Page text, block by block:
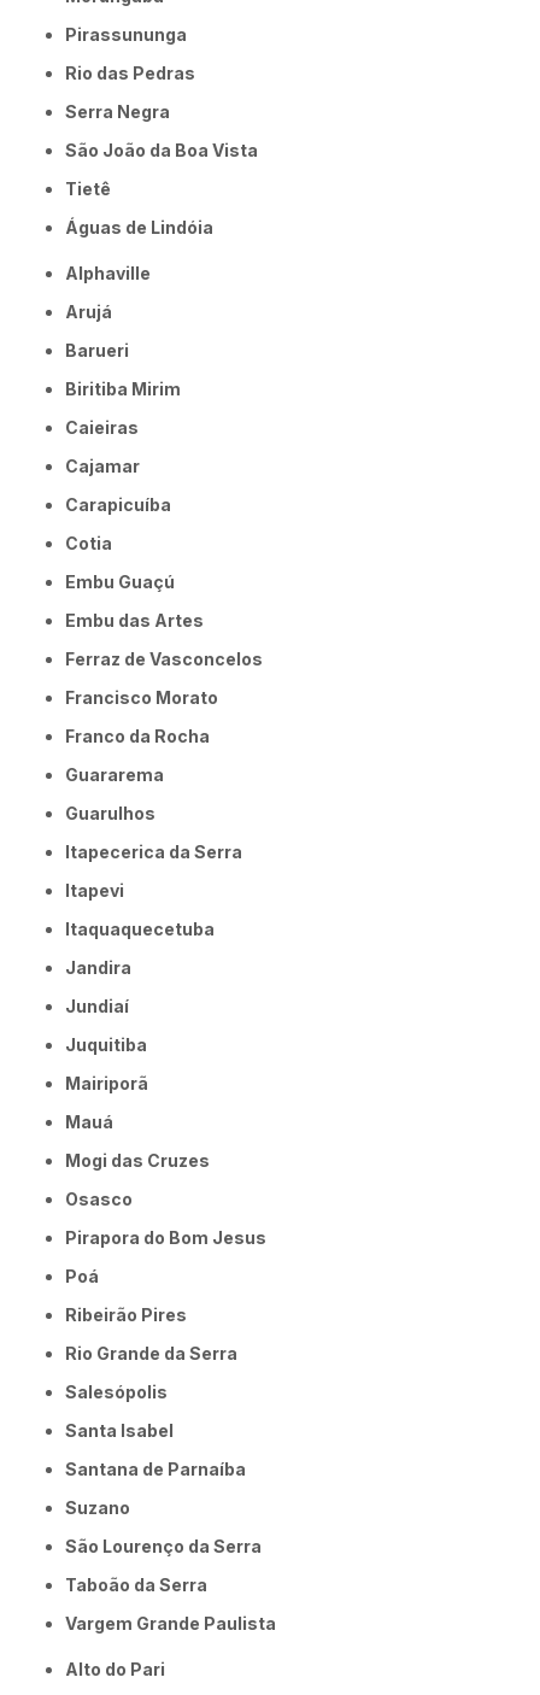
Pirassununga
Rio das Pedras
Serra Negra
São João da Boa Vista
Tietê
Águas de Lindóia
Alphaville
Arujá
Barueri
Biritiba Mirim
Caieiras
Cajamar
Carapicuíba
Cotia
Embu Guaçú
Embu das Artes
Ferraz de Vasconcelos
Francisco Morato
Franco da Rocha
Guararema
Guarulhos
Itapecerica da Serra
Itapevi
Itaquaquecetuba
Jandira
Jundiaí
Juquitiba
Mairiporã
Mauá
Mogi das Cruzes
Osasco
Pirapora do Bom Jesus
Poá
Ribeirão Pires
Rio Grande da Serra
Salesópolis
Santa Isabel
Santana de Parnaíba
Suzano
São Lourenço da Serra
Taboão da Serra
Vargem Grande Paulista
Alto do Pari